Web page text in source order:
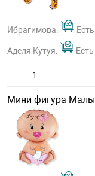
Ибрагимова:
Аделя Кутуя:
Мини фигура